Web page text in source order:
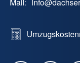
Mail: info@